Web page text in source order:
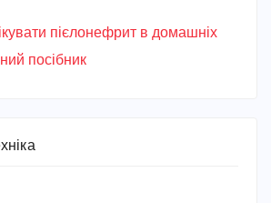
пієлонефрит в домашніх
посібник